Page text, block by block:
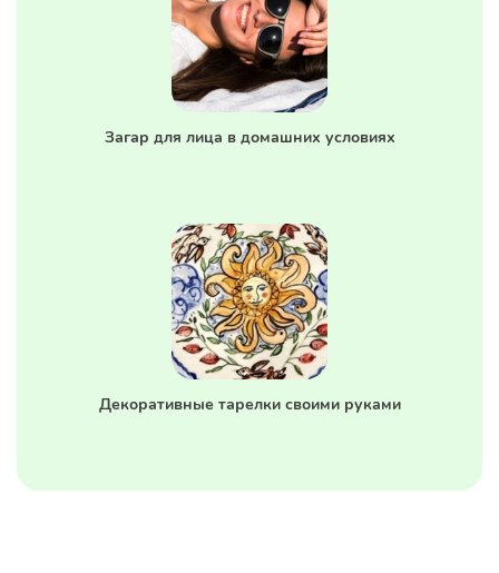
Загар для лица в домашних условиях
Декоративные тарелки своими руками